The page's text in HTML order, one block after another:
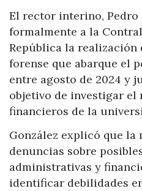
El rector interino, Pedro
formalmente a la
República la
forense que abarque el
entre agosto de 2024 y
objetivo de investigar el
financieros de la
González explicó que la
denuncias sobre
administrativas y
identificar debilidades